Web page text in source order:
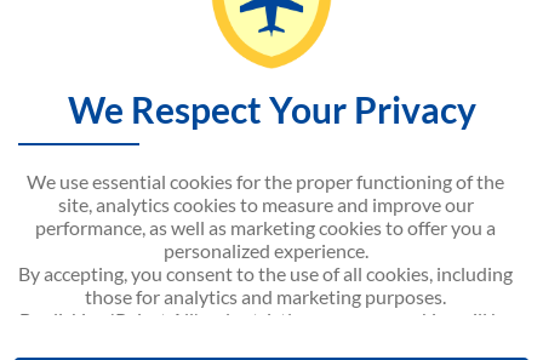
NOUVELAIR CORPORATE
We Respect Your Privacy
We use essential cookies for the proper functioning of the
site, analytics cookies to measure and improve our
performance, as well as marketing cookies to offer you a
personalized experience.
By accepting, you consent to the use of all cookies, including
those for analytics and marketing purposes.
By clicking 'Reject All', only strictly necessary cookies will be